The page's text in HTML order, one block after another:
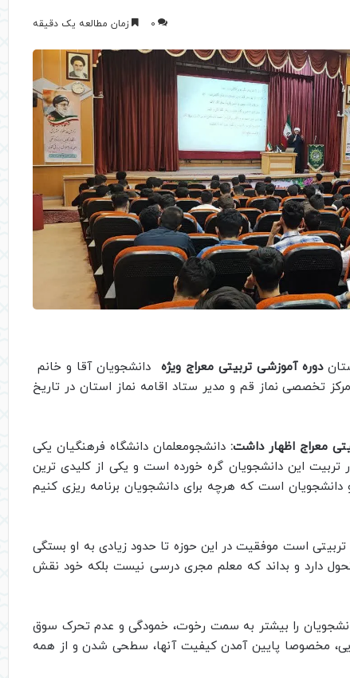
0 زمان مطالعه یک دقیقه
دوره آموزشی تربیتی معراج ویژه دانشجویان آقا و خانم
تخصصی نماز قم و مدیر ستاد اقامه نماز استان در تاریخ
معراج اظهار داشت: دانشجومعلمان دانشگاه فرهنگیان یکی
تربیت این دانشجویان گره خورده است و یکی از کلیدی ترین
است که هرچه برای دانشجویان برنامه ریزی کنیم
است موفقیت در این حوزه تا حدود زیادی به او بستگی
دارد و بداند که معلم مجری درسی نیست بلکه خود نقش
را بیشتر به سمت رخوت، خمودگی و عدم تحرک سوق
مخصوصا پایین آمدن کیفیت آنها، سطحی شدن و از همه